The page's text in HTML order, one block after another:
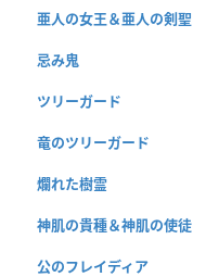
亜人の女王＆亜人の剣聖
忌み鬼
ツリーガード
竜のツリーガード
爛れた樹霊
神肌の貴種＆神肌の使徒
公のフレイディア